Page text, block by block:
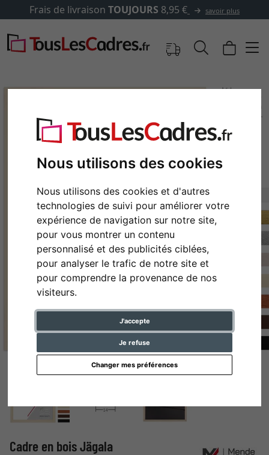
Nous utilisons des cookies
Nous utilisons des cookies et d'autres
technologies de suivi pour améliorer votre
expérience de navigation sur notre site,
pour vous montrer un contenu
personnalisé et des publicités ciblées,
pour analyser le trafic de notre site et
pour comprendre la provenance de nos
visiteurs.
J'accepte
Je refuse
Changer mes préférences
de livraison TOUJOURS8,95 € savoir plus
Retour
Cadre en bois Jägala